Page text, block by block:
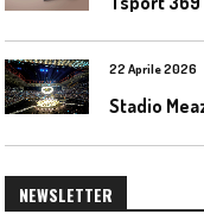
22 Aprile 2026
Stadio
NEWSLETTER